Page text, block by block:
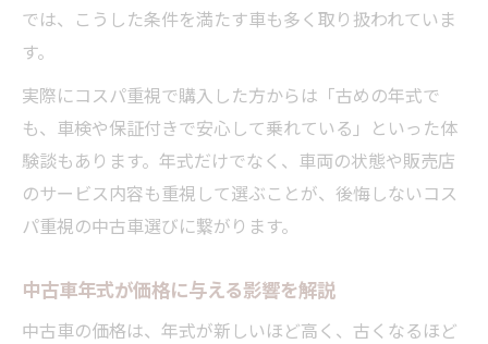
では、こうした条件を満たす車も多く取り扱われていま
す。
実際にコスパ重視で購入した方からは「古めの年式で
も、車検や保証付きで安心して乗れている」といった体
験談もあります。年式だけでなく、車両の状態や販売店
のサービス内容も重視して選ぶことが、後悔しないコス
パ重視の中古車選びに繋がります。
中古車年式が価格に与える影響を解説
中古車の価格は、年式が新しいほど高く、古くなるほど